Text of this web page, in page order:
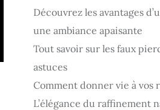
Découvrez les avantages
une ambiance apaisante
Tout savoir sur les faux
astuces
Comment donner vie à vos
L’élégance du raffinement